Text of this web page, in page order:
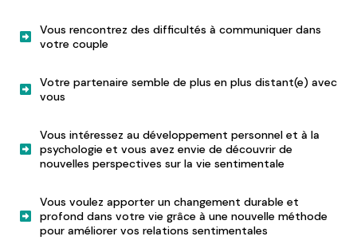
Vous rencontrez des difficultés à communiquer dans
votre couple
Votre partenaire semble de plus en plus distant(e) avec
vous
Vous intéressez au développement personnel et à la
psychologie et vous avez envie de découvrir de
nouvelles perspectives sur la vie sentimentale
Vous voulez apporter un changement durable et
profond dans votre vie grâce à une nouvelle méthode
pour améliorer vos relations sentimentales